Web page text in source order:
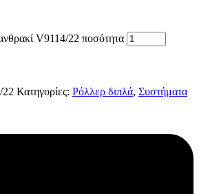
V9114/22 ποσότητα
22 Κατηγορίες: Ρόλλερ διπλά, Συστήματα